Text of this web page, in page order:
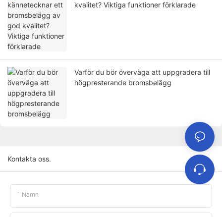
kvalitet? Viktiga funktioner förklarade
Varför du bör överväga att uppgradera till
högpresterande bromsbelägg
Kontakta oss.
Namn